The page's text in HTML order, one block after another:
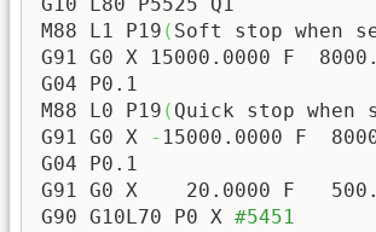
M88 L1 P19 ( Soft stop when
G91 G0 X
15000.0000 F
G04 P0.1
M88 L0 P19 ( Quick stop when
G91 G0 X
- 15000.0000 F
G04 P0.1
G91 G0 X 20.0000 F
G90 G10L70 P0 X #5451